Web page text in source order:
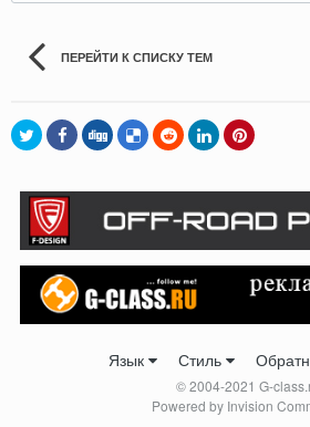
ПЕРЕЙТИ К СПИСКУ ТЕМ
Язык Стиль
© 2004-2021 G-
Powered by Invision